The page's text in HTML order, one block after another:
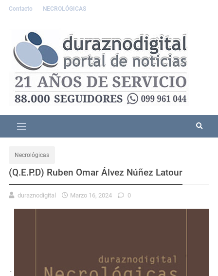
Contacto NECROLÓGICAS
Necrológicas
(Q.E.P.D) Ruben Omar Álvez Núñez Latour
duraznodigital Marzo 16, 2024 0
.